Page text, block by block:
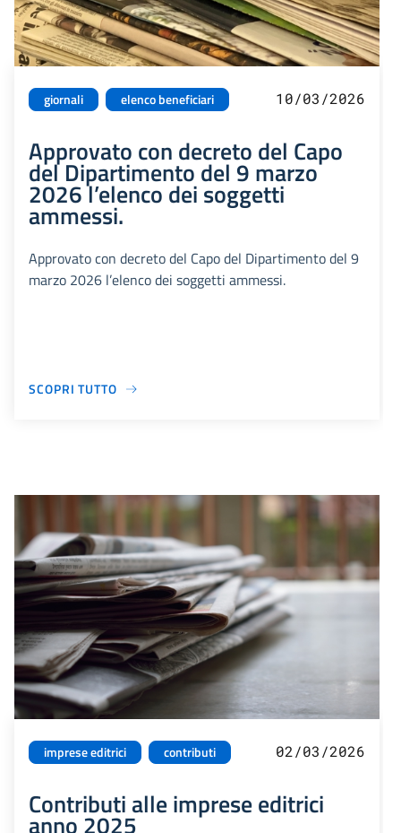
giornali elenco beneficiari 10/03/2026
Approvato con decreto del Capo
del Dipartimento del 9 marzo
2026 l’elenco dei soggetti
ammessi.
Approvato con decreto del Capo del Dipartimento del 9
marzo 2026 l’elenco dei soggetti ammessi.
SCOPRI TUTTO
imprese editrici contributi 02/03/2026
Contributi alle imprese editrici
anno 2025